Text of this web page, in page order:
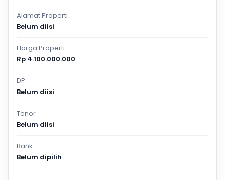
Alamat Properti
Belum diisi
Harga Properti
Rp 4.100.000.000
DP
Belum diisi
Tenor
Belum diisi
Bank
Belum dipilih